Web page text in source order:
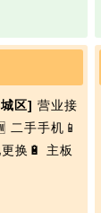
区] 营业接
二手手机📱
换🔋 主板